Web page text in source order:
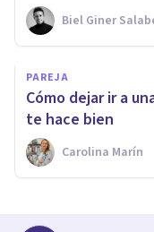
Biel Giner
PAREJA
Cómo dejar ir a
te hace bien
Carolina Marín